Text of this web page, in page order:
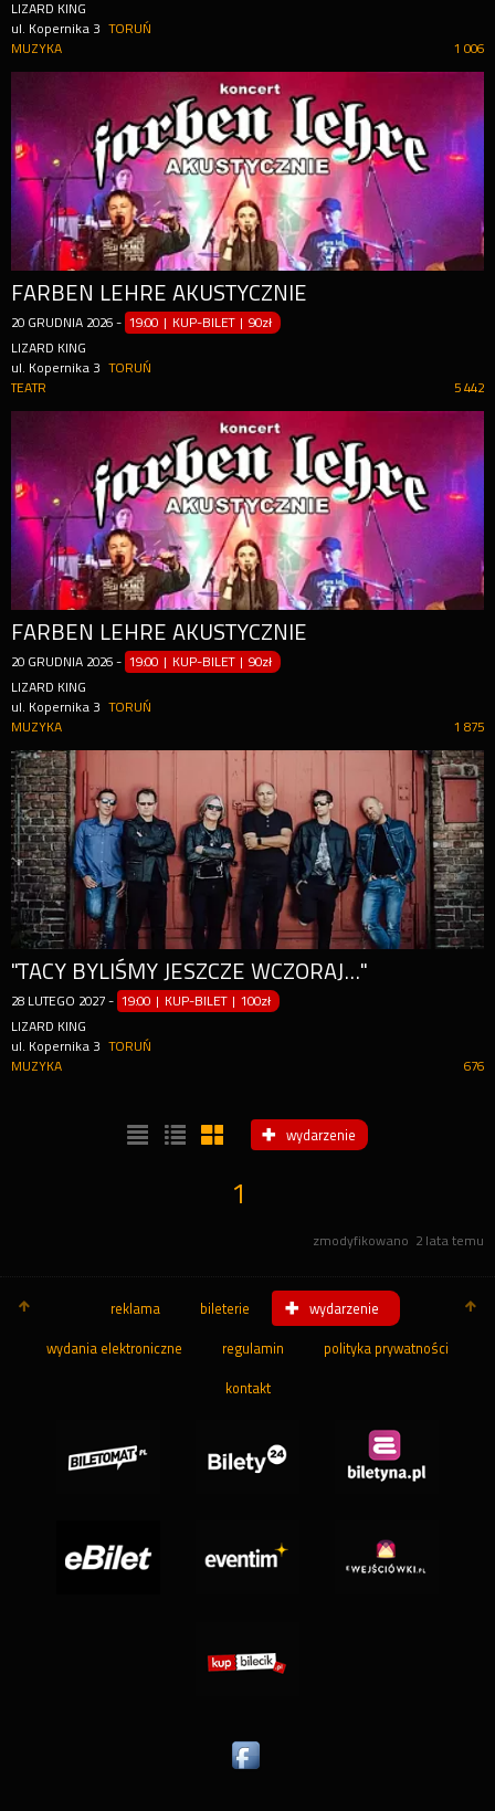
LIZARD KING
ul. Kopernika 3
TORUŃ
1 006
MUZYKA
FARBEN LEHRE AKUSTYCZNIE
20 GRUDNIA 2026 - 19:00 | KUP-BILET |90zł
LIZARD KING
ul. Kopernika 3
TORUŃ
5 442
TEATR
FARBEN LEHRE AKUSTYCZNIE
20 GRUDNIA 2026 - 19:00 | KUP-BILET |90zł
LIZARD KING
ul. Kopernika 3
TORUŃ
1 875
MUZYKA
"TACY BYLIŚMY JESZCZE WCZORAJ..."
28 LUTEGO 2027 - 19:00 | KUP-BILET |100zł
LIZARD KING
ul. Kopernika 3
TORUŃ
676
MUZYKA
wydarzenie
1
zmodyfikowano 2 lata temu
reklama bileterie wydarzenie
wydania elektroniczne regulamin polityka prywatności
kontakt